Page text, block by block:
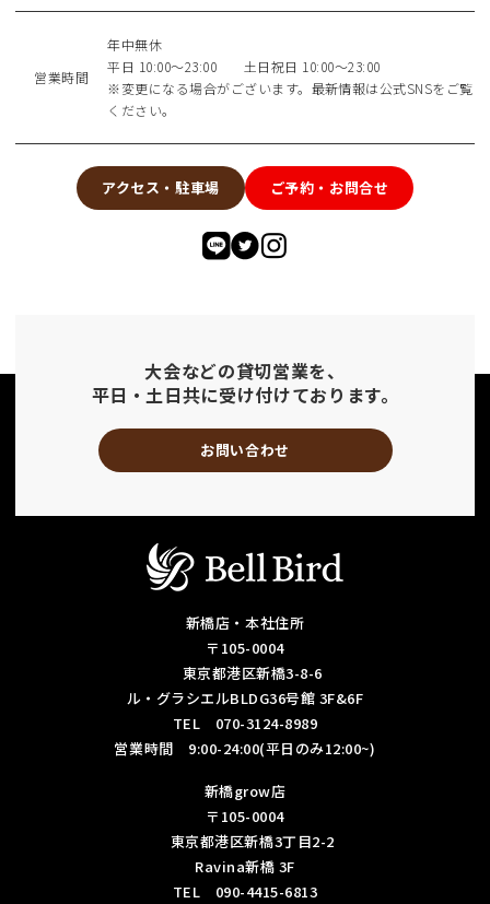
営業時間
年中無休
平日 10:00〜23:00 土日祝日 10:00〜23:00
※変更になる場合がございます。最新情報は公式SNSをご覧
ください。
アクセス・駐車場 ご予約・お問合せ
大会などの貸切営業を、
平日・土日共に受け付けております。
お問い合わせ
新橋店・本社住所
〒105-0004
東京都港区新橋3-8-6
ル・グラシエルBLDG36号館 3F&6F
TEL 070-3124-8989
営業時間 9:00-24:00(平日のみ12:00~)
新橋grow店
〒105-0004
東京都港区新橋3丁目2-2
Ravina新橋 3F
TEL 090-4415-6813